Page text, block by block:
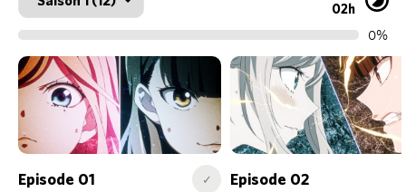
02h
0%
Episode 01 ✓ Episode 02